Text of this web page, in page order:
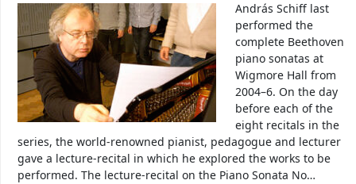
András Schiff last
performed the
complete Beethoven
piano sonatas at
Wigmore Hall from
2004–6. On the day
before each of the
eight recitals in the
series, the world-renowned pianist, pedagogue and lecturer
gave a lecture-recital in which he explored the works to be
performed. The lecture-recital on the Piano Sonata No…